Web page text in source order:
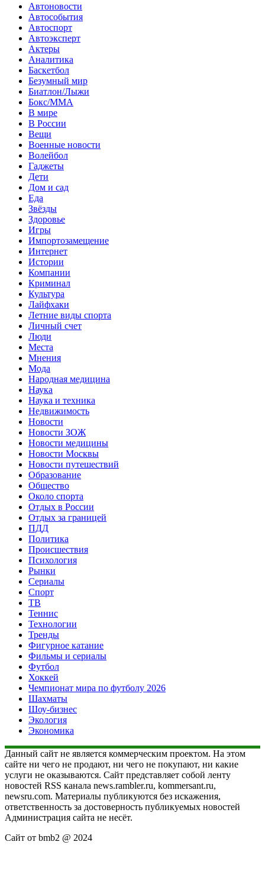
Автоновости
Автособытия
Автоспорт
Автоэксперт
Актеры
Аналитика
Баскетбол
Безумный мир
Биатлон/Лыжи
Бокс/MMA
В мире
В России
Вещи
Военные новости
Волейбол
Гаджеты
Дети
Дом и сад
Еда
Звёзды
Здоровье
Игры
Импортозамещение
Интернет
Истории
Компании
Криминал
Культура
Лайфхаки
Летние виды спорта
Личный счет
Люди
Места
Мнения
Мода
Народная медицина
Наука
Наука и техника
Недвижимость
Новости
Новости ЗОЖ
Новости медицины
Новости Москвы
Новости путешествий
Образование
Общество
Около спорта
Отдых в России
Отдых за границей
ПДД
Политика
Происшествия
Психология
Рынки
Сериалы
Спорт
ТВ
Теннис
Технологии
Тренды
Фигурное катание
Фильмы и сериалы
Футбол
Хоккей
Чемпионат мира по футболу 2026
Шахматы
Шоу-бизнес
Экология
Экономика
Данный сайт не является коммерческим проектом. На этом
сайте ни чего не продают, ни чего не покупают, ни какие
услуги не оказываются. Сайт представляет собой ленту
новостей RSS канала news.rambler.ru, kommersant.ru,
newsru.com. Материалы публикуются без искажения,
ответственность за достоверность публикуемых новостей
Администрация сайта не несёт.
Сайт от bmb2 @ 2024